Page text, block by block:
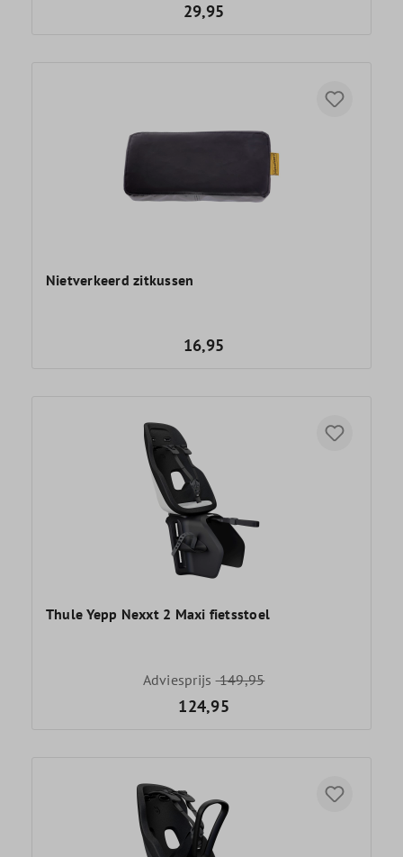
29,95
Nietverkeerd zitkussen
16,95
Thule Yepp Nexxt 2 Maxi fietsstoel
Adviesprijs149,95
124,95